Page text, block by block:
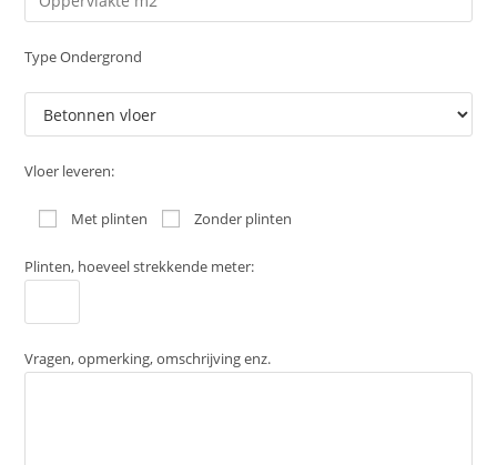
Type Ondergrond
Vloer leveren:
Met plinten Zonder plinten
Plinten, hoeveel strekkende meter:
Vragen, opmerking, omschrijving enz.